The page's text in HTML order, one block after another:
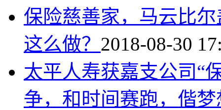
保险慈善家，马云比
这么做？ 2018-08-30
太平人寿获嘉支公司“
争，和时间赛跑，偕